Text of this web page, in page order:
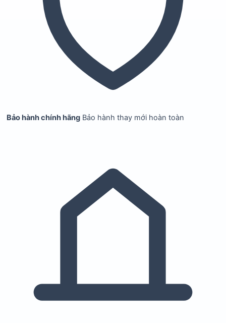
Bảo hành chính hãng Bảo hành thay mới hoàn toàn